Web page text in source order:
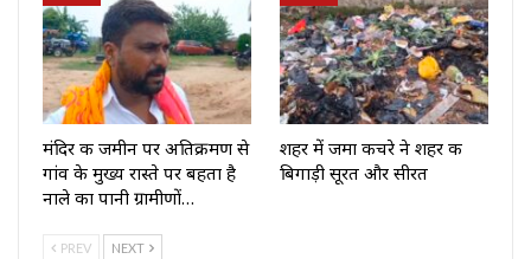
मंदिर की जमीन पर अतिक्रमण से
गांव के मुख्य रास्ते पर बहता है
नाले का पानी ग्रामीणों…
शहर में जमा कचरे ने शहर की
बिगाड़ी सूरत और सीरत
PREV NEXT